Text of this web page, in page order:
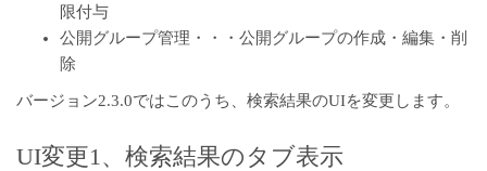
限付与
公開グループ管理・・・公開グループの作成・編集・削
除
バージョン2.3.0ではこのうち、検索結果のUIを変更します。
UI変更1、検索結果のタブ表示